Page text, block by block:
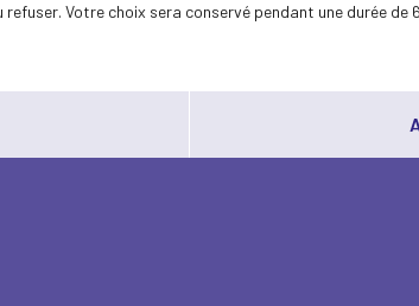
Votre choix sera conservé pendant une durée de